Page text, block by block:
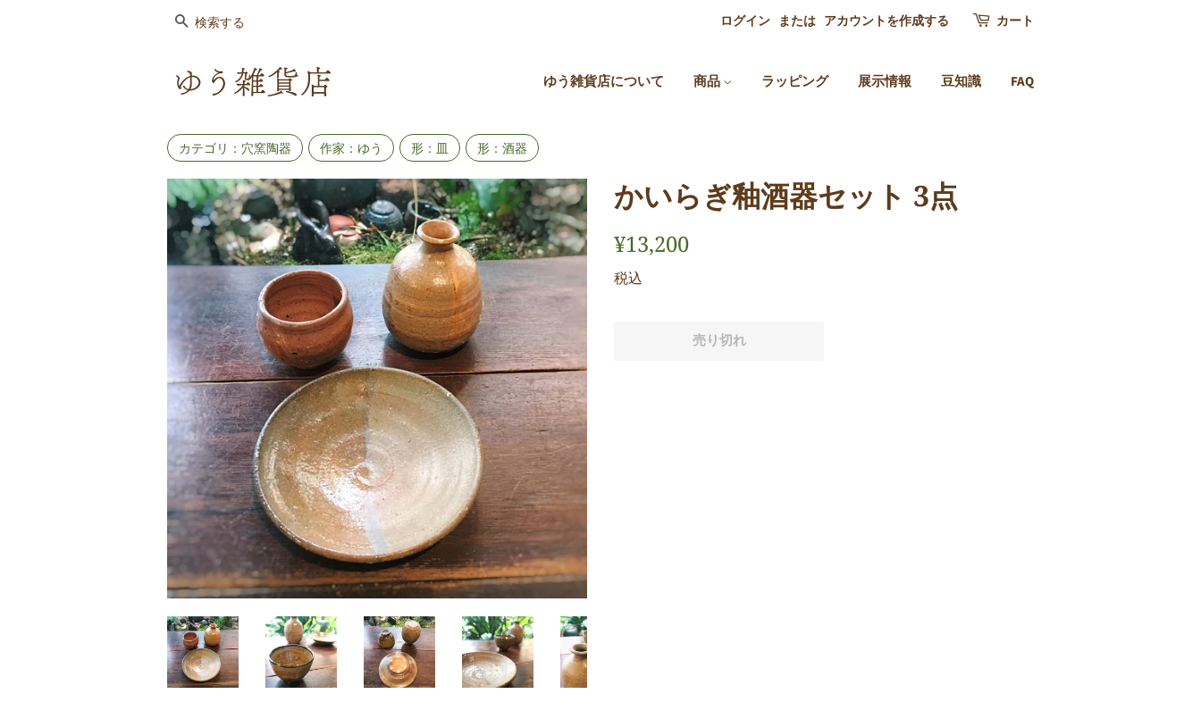
検索する ログイン または アカウントを作成する カート
ゆう雑貨店について 商品 ラッピング 展示情報 豆知識 FAQ
カテゴリ：穴窯陶器 作家：ゆう 形：皿 形：酒器
かいらぎ釉酒器セット 3点
通
価
¥13,200
税込
売り切れ